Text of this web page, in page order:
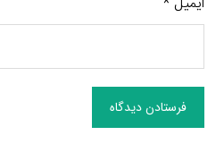
فرستادن دیدگاه